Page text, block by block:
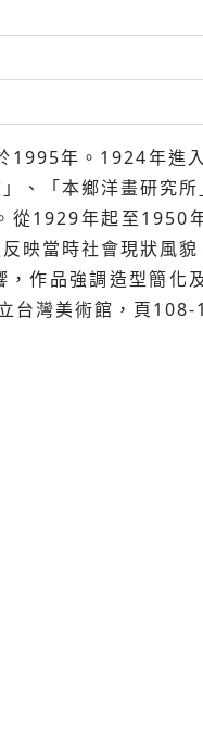
1995年。1924年進
、「本鄉洋畫研究
從1929年起至1950
映當時社會現狀風
作品強調造型簡
台灣美術館，頁108-